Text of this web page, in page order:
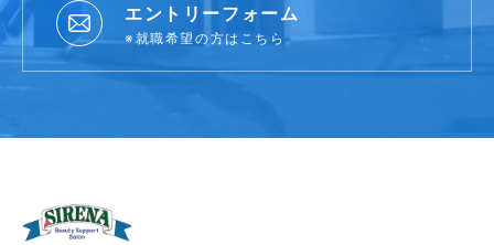
エントリーフォーム
※就職希望の方はこちら